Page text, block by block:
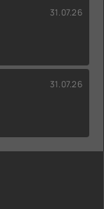
31.07.26
31.07.26